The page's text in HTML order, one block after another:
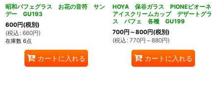
昭和パフェグラス お花の音符 サン
デー GU193
600円(税別)
(税込 : 660円)
在庫数 6点
カートに入れる
HOYA 保谷ガラス PIONEピオーネ
アイスクリームカップ デザートグラ
ス パフェ 各種 GU199
700円 ～800円(税別)
(税込 : 770円 ～880円)
カートに入れる